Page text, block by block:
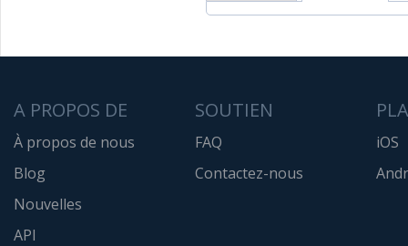
A PROPOS DE
À propos de nous
Blog
Nouvelles
API
SOUTIEN
FAQ
Contactez-nous
iOS